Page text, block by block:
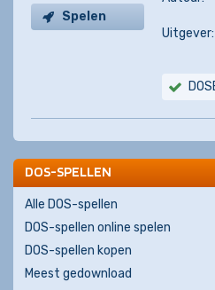
Spelen
Uitgever:
DOS-SPELLEN
Alle DOS-spellen
DOS-spellen online spelen
DOS-spellen kopen
Meest gedownload